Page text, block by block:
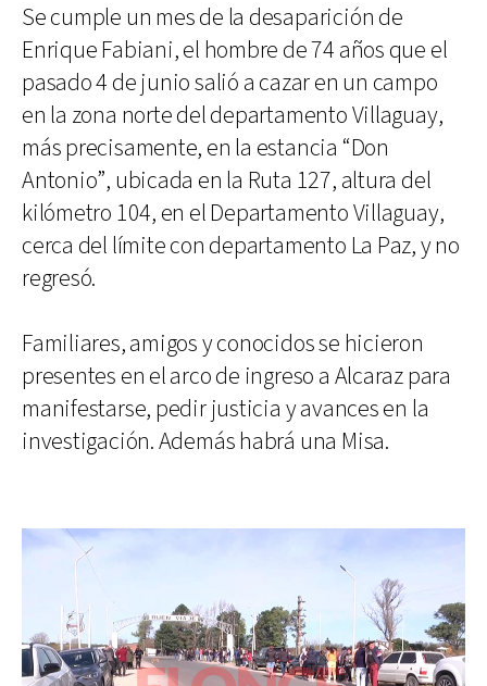
Se cumple un mes de la desaparición de
Enrique Fabiani, el hombre de 74 años que el
pasado 4 de junio salió a cazar en un campo
en la zona norte del departamento Villaguay,
más precisamente, en la estancia “Don
Antonio”, ubicada en la Ruta 127, altura del
kilómetro 104, en el Departamento Villaguay,
cerca del límite con departamento La Paz, y no
regresó.
Familiares, amigos y conocidos se hicieron
presentes en el arco de ingreso a Alcaraz para
manifestarse, pedir justicia y avances en la
investigación. Además habrá una Misa.